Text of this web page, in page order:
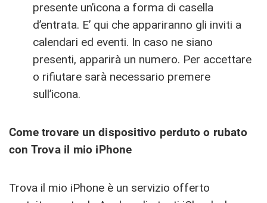
presente un’icona a forma di casella
d’entrata. E’ qui che appariranno gli inviti a
calendari ed eventi. In caso ne siano
presenti, apparirà un numero. Per accettare
o rifiutare sarà necessario premere
sull’icona.
Come trovare un dispositivo perduto o rubato
con Trova il mio iPhone
Trova il mio iPhone è un servizio offerto